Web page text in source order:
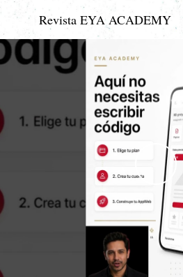
Revista EYA ACADEMY